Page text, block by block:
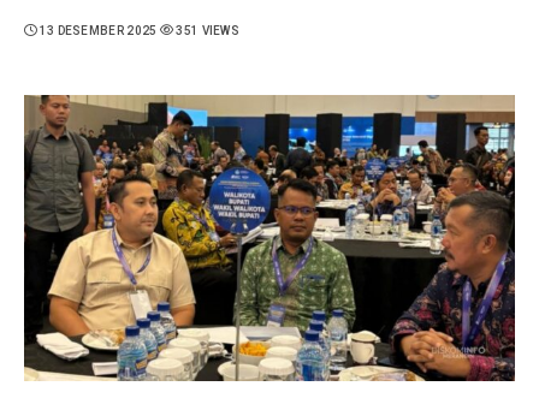
13 DESEMBER 2025 351 VIEWS